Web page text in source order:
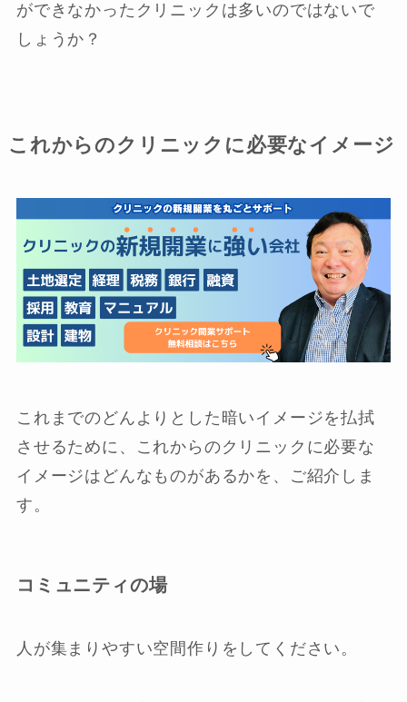
ができなかったクリニックは多いのではないで
しょうか？
これからのクリニックに必要なイメージ
これまでのどんよりとした暗いイメージを払拭
させるために、これからのクリニックに必要な
イメージはどんなものがあるかを、ご紹介しま
す。
コミュニティの場
人が集まりやすい空間作りをしてください。